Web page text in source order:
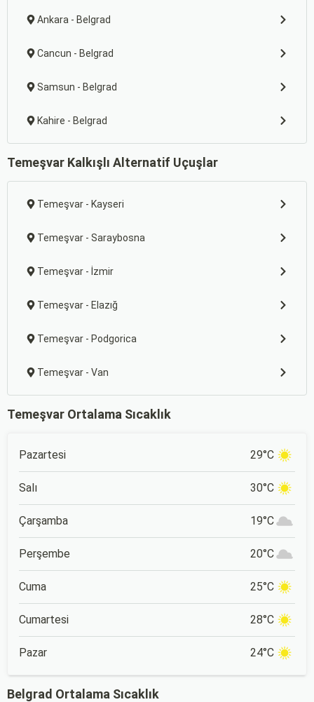
Ankara - Belgrad
Cancun - Belgrad
Samsun - Belgrad
Kahire - Belgrad
Temeşvar Kalkışlı Alternatif Uçuşlar
Temeşvar - Kayseri
Temeşvar - Saraybosna
Temeşvar - İzmir
Temeşvar - Elazığ
Temeşvar - Podgorica
Temeşvar - Van
Temeşvar Ortalama Sıcaklık
Pazartesi 29°C
Salı 30°C
Çarşamba 19°C
Perşembe 20°C
Cuma 25°C
Cumartesi 28°C
Pazar 24°C
Belgrad Ortalama Sıcaklık